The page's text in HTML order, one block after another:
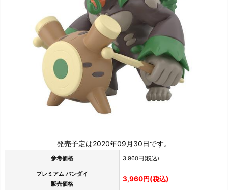
発売予定は2020年09月30日です。
参考価格 3,960円(税込)
プレミアム バンダイ
販売価格
3,960円(税込)